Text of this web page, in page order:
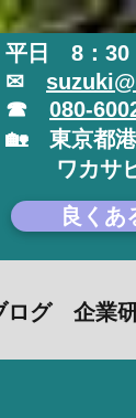
平日 8：
✉
☎ 080-
🏡 東京都港
ワカサ
良くあ
ログ 企業